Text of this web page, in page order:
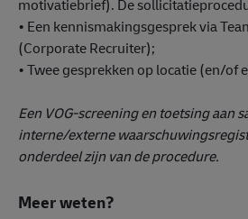
motivatiebrief). De
• Een kennismakingsgesprek via
(Corporate Recruiter);
• Twee gesprekken op locatie (en/of
Een VOG-screening en toetsing aan
interne/externe
onderdeel zijn van de procedure.
Meer weten?